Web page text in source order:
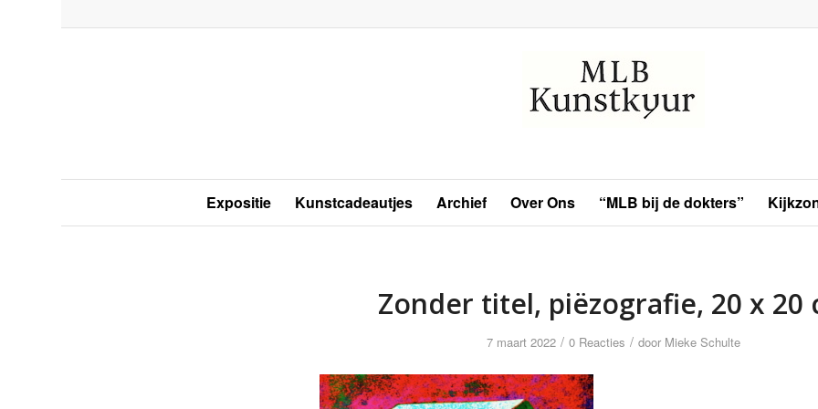
Expositie Kunstcadeautjes Archief Over Ons “MLB bij de dokters”
Zonder titel, piëzografie, 20 x 20
7 maart 2022 / 0 Reacties / door Mieke Schulte